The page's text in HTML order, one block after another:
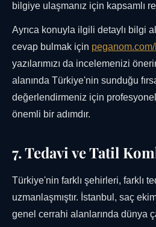
bilgiye ulaşmanız için kapsamlı
Ayrıca konuyla ilgili detaylı bilgi
cevap bulmak için
yazılarımızı da incelemenizi
alanında Türkiye'nin sunduğu
değerlendirmeniz için
önemli bir adımdır.
7. Tedavi ve Tatil
Türkiye'nin farklı şehirleri, farklı
uzmanlaşmıştır. İstanbul, saç
genel cerrahi alanlarında dünya